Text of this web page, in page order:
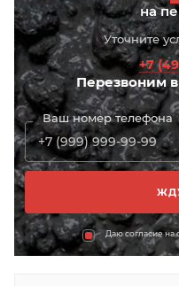
на
Уточните
+7
Перезвоним
Ваш номер телефона
Даю согласие на